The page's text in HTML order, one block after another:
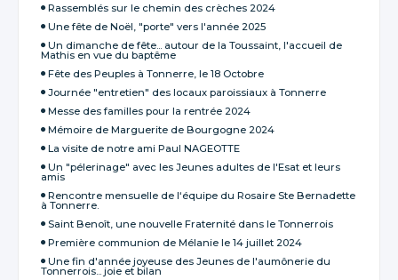
Rassemblés sur le chemin des crèches 2024
Une fête de Noël, "porte" vers l'année 2025
Un dimanche de fête... autour de la Toussaint, l'accueil de
Mathis en vue du baptême
Fête des Peuples à Tonnerre, le 18 Octobre
Journée "entretien" des locaux paroissiaux à Tonnerre
Messe des familles pour la rentrée 2024
Mémoire de Marguerite de Bourgogne 2024
La visite de notre ami Paul NAGEOTTE
Un "pélerinage" avec les Jeunes adultes de l'Esat et leurs
amis
Rencontre mensuelle de l‘équipe du Rosaire Ste Bernadette
à Tonnerre.
Saint Benoît, une nouvelle Fraternité dans le Tonnerrois
Première communion de Mélanie le 14 juillet 2024
Une fin d'année joyeuse des Jeunes de l'aumônerie du
Tonnerrois... joie et bilan